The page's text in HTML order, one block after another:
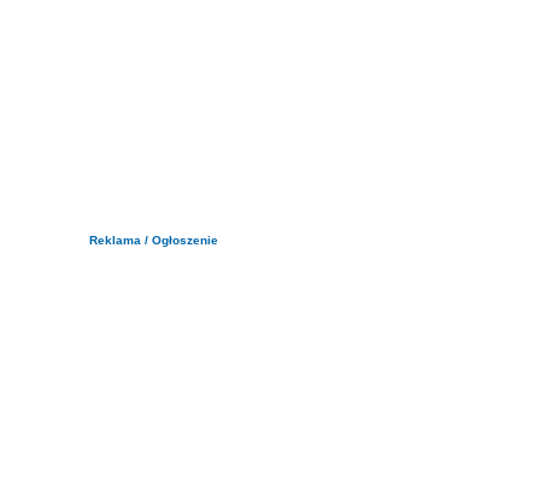
Reklama / Ogłoszenie